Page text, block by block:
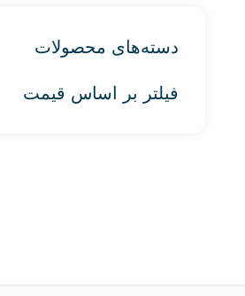
دسته‌های محصولات
فیلتر بر اساس قیمت